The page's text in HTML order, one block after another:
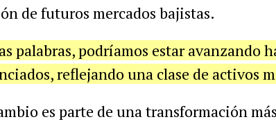
de futuros mercados bajistas.
palabras, podríamos estar avanzando
reflejando una clase de activos
es parte de una transformación